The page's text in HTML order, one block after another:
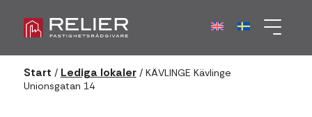
Start / Lediga lokaler/ KÄVLINGE Kävlinge
Unionsgatan 14